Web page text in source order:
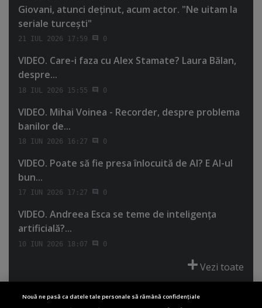
Giovani, atunci deţinut, acum actor. "Ne uitam la
seriale turceşti"
21 IUL 2026 17:59 0
VIDEO. Care-i faza cu Alex Stamate? Laura Bălan,
despre...
18 IUL 2026 15:55 0
VIDEO. Mihai Voinea - Recorder, despre problema
banilor de...
18 IUN 2026 16:27 0
VIDEO. Poate să fie presa înlocuită de AI? E AI-ul
bun...
17 IUN 2026 17:27 0
VIDEO. Andreea Esca se teme de inteligenţa
artificială?...
10 IUN 2026 18:07 0
Vezi toate
Nouă ne pasă ca datele tale personale să rămână confidențiale